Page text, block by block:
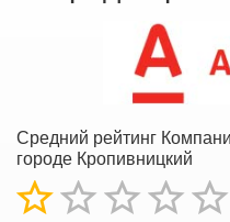
Средний рейтинг
городе Кропивницкий